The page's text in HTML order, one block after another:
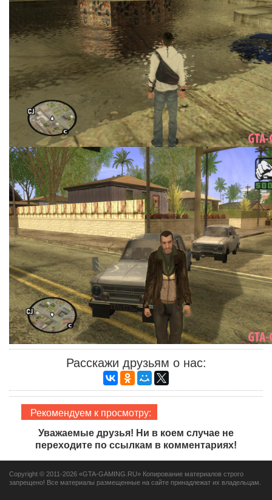
Расскажи друзьям о нас:
Рекомендуем к просмотру:
Уважаемые друзья! Ни в коем случае не
переходите по ссылкам в комментариях!
Copyright © 2011-2026 «GTA-GAMING.RU» Копирование материалов строго
запрещено! Все материалы размещенные на сайте принадлежат их владельцам.